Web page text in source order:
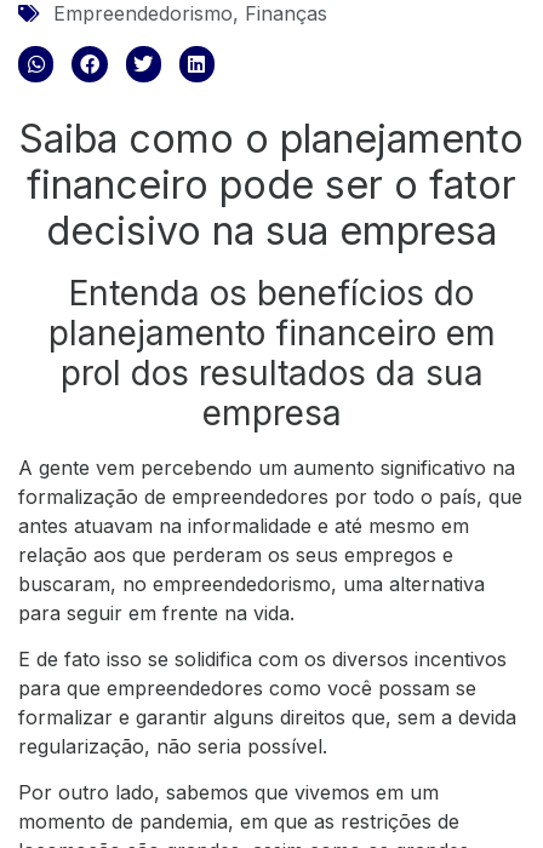
Empreendedorismo, Finanças
Saiba como o planejamento
financeiro pode ser o fator
decisivo na sua empresa
Entenda os benefícios do
planejamento financeiro em
prol dos resultados da sua
empresa
A gente vem percebendo um aumento significativo na
formalização de empreendedores por todo o país, que
antes atuavam na informalidade e até mesmo em
relação aos que perderam os seus empregos e
buscaram, no empreendedorismo, uma alternativa
para seguir em frente na vida.
E de fato isso se solidifica com os diversos incentivos
para que empreendedores como você possam se
formalizar e garantir alguns direitos que, sem a devida
regularização, não seria possível.
Por outro lado, sabemos que vivemos em um
momento de pandemia, em que as restrições de